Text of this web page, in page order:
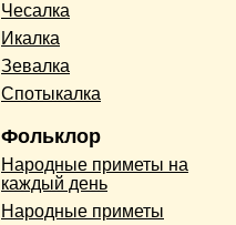
Чесалка
Икалка
Зевалка
Спотыкалка
Фольклор
Народные приметы на
каждый день
Народные приметы